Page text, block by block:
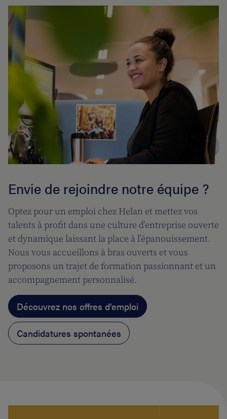
Envie de rejoindre notre équipe ?
Optez pour un emploi chez Helan et mettez vos
talents à profit dans une culture d’entreprise ouverte
et dynamique laissant la place à l’épanouissement.
Nous vous accueillons à bras ouverts et vous
proposons un trajet de formation passionnant et un
accompagnement personnalisé.
Découvrez nos offres d’emploi
Candidatures spontanées